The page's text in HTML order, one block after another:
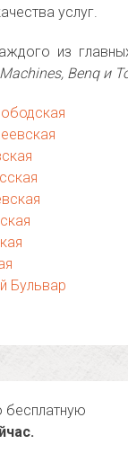
услуг.
из
Benq и
Бульвар
бесплатную